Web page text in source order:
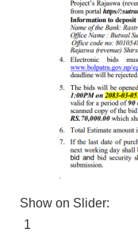
Show on Slider:
1